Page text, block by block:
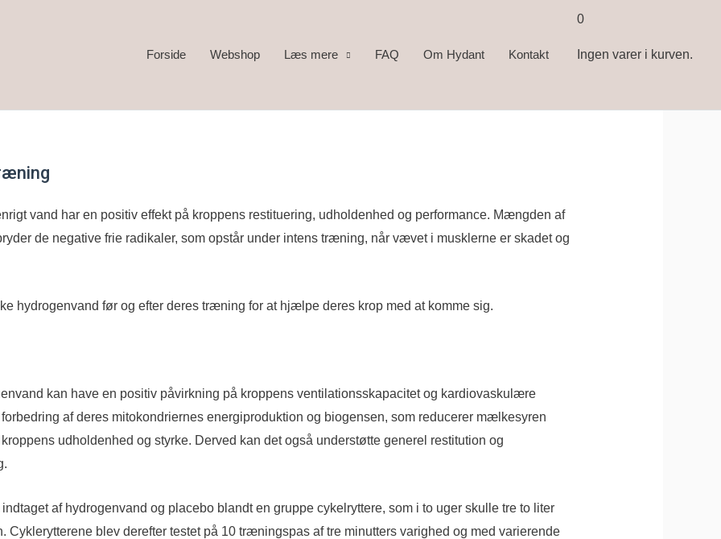
Forside Webshop Læs mere FAQ Om Hydant Kontakt
0
Ingen varer i kurven.
vand har en positiv effekt på kroppens restituering, udholdenhed og performance. Mængden af
de negative frie radikaler, som opstår under intens træning, når vævet i musklerne er skadet og
hydrogenvand før og efter deres træning for at hjælpe deres krop med at komme sig.
kan have en positiv påvirkning på kroppens ventilationsskapacitet og kardiovaskulære
af deres mitokondriernes energiproduktion og biogensen, som reducerer mælkesyren
udholdenhed og styrke. Derved kan det også understøtte generel restitution og
indtaget af hydrogenvand og placebo blandt en gruppe cykelryttere, som i to uger skulle tre to liter
Cyklerytterene blev derefter testet på 10 træningspas af tre minutters varighed og med varierende